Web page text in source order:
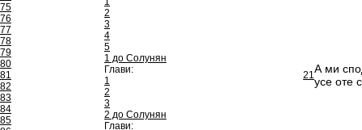
75
76
77
78
79
80
81
82
83
84
85
2
3
4
5
1 до Солунян
Глави:
1
2
3
2 до Солунян
Глави:
21А ми
усе оте